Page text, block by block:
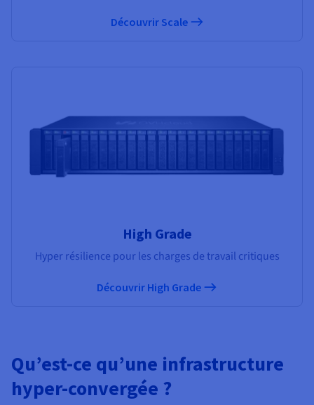
Découvrir Scale
High Grade
Hyper résilience pour les charges de travail critiques
Découvrir High Grade
Qu’est-ce qu’une infrastructure
hyper-convergée ?